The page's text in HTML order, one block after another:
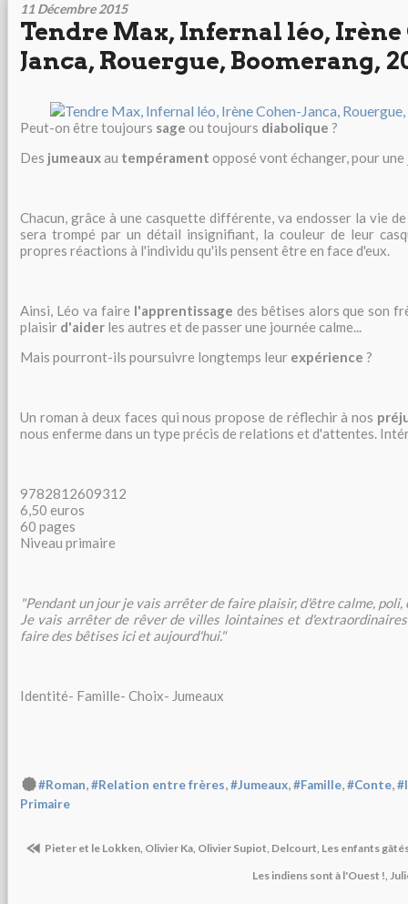
11 Décembre 2015
Tendre Max, Infernal léo, Irène
Janca, Rouergue, Boomerang,
Peut-on être toujours sage ou toujours diabolique ?
Des jumeauxau tempérament opposé vont échanger, pour
Chacun, grâce à une casquette différente, va endosser la vie
sera trompé par un détail insignifiant, la couleur de leur
propres réactions à l'individu qu'ils pensent être en face d'eux.
Ainsi, Léo va faire l'apprentissage des bêtises alors que son
plaisir d'aider les autres et de passer une journée calme...
Mais pourront-ils poursuivre longtemps leur expérience ?
Un roman à deux faces qui nous propose de réflechir à nos
nous enferme dans un type précis de relations et d'attentes.
9782812609312
6,50 euros
60 pages
Niveau primaire
"Pendant un jour je vais arrêter de faire plaisir, d'être calme,
Je vais arrêter de rêver de villes lointaines et d'extraordinaires
faire des bêtises ici et aujourd'hui."
Identité- Famille- Choix- Jumeaux
#Roman,#Relation entre frères,#Jumeaux,#Famille,#Conte,
Primaire
Pieter et le Lokken, Olivier Ka, Olivier Supiot, Delcourt, Les enfants
Les indiens sont à l'Ouest !,